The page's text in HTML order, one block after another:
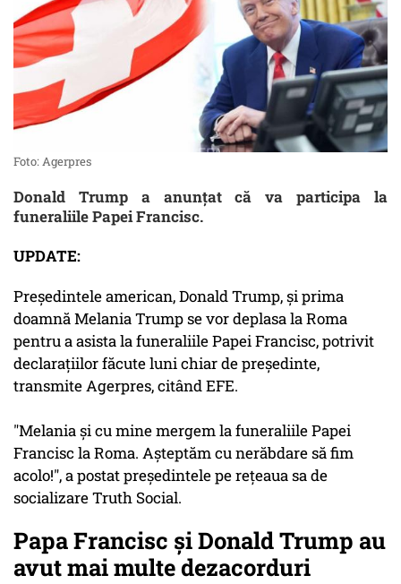
Foto: Agerpres
Donald Trump a anunțat că va participa la
funeraliile Papei Francisc.
UPDATE:
Preşedintele american, Donald Trump, şi prima
doamnă Melania Trump se vor deplasa la Roma
pentru a asista la funeraliile Papei Francisc, potrivit
declaraţiilor făcute luni chiar de preşedinte,
transmite Agerpres, citând EFE.
"Melania şi cu mine mergem la funeraliile Papei
Francisc la Roma. Aşteptăm cu nerăbdare să fim
acolo!", a postat preşedintele pe reţeaua sa de
socializare Truth Social.
Papa Francisc și Donald Trump au
avut mai multe dezacorduri